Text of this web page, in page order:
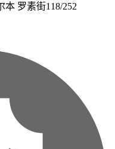
罗素街118/252